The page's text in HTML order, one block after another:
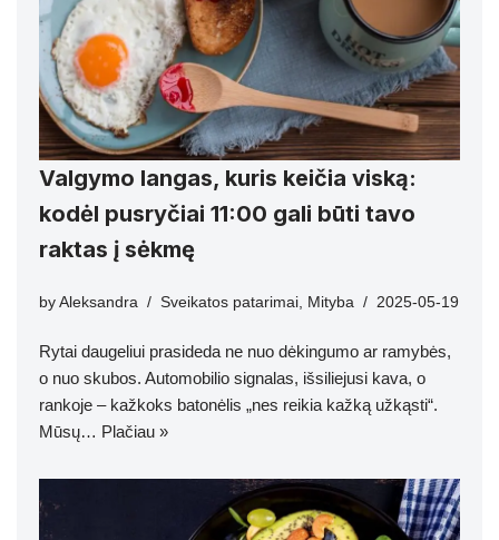
Valgymo langas, kuris keičia viską:
kodėl pusryčiai 11:00 gali būti tavo
raktas į sėkmę
by Aleksandra Sveikatos patarimai, Mityba 2025-05-19
Rytai daugeliui prasideda ne nuo dėkingumo ar ramybės,
o nuo skubos. Automobilio signalas, išsiliejusi kava, o
rankoje – kažkoks batonėlis „nes reikia kažką užkąsti“.
Mūsų… Plačiau »